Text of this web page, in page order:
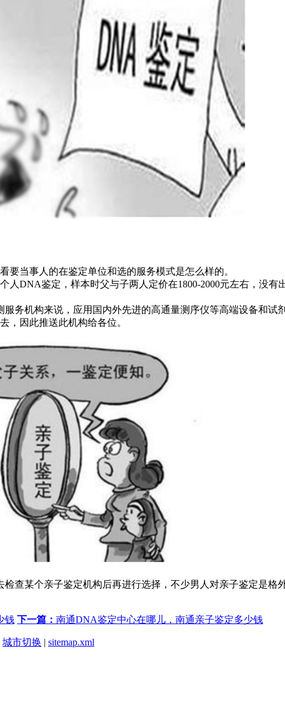
当事人的在鉴定单位和选的服务模式是怎么样的。
DNA鉴定，样本时父与子两人定价在1800-2000元左右，没有
务机构来说，应用国内外先进的高通量测序仪等高端设备和试
，因此推送此机构给各位。
查某个亲子鉴定机构后再进行选择，不少男人对亲子鉴定是格
钱 下一篇： 南通DNA鉴定中心在哪儿，南通亲子鉴定多少钱
城市切换 | sitemap.xml